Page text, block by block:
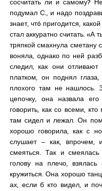
подумал С., и надо
знает, чтó пригодится,
стал аккуратно считать. «А
тряпкой смахнула сметану
воняла, однако по ней
следил, как они
платком, он поднял
плохого там не нашлось.
цепочку, она назвала
говорить, как со всеми,
там сидел и лежал. Он
хорошо говорила, как с
слушает ‒ как, впрочем,
смеяться. Так и
голову на плечо,
кружиться. Она хорошо
ах, если б кто видел, и